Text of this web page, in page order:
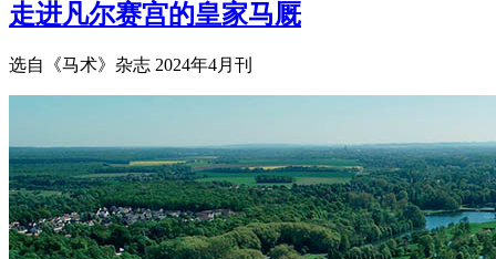
走进凡尔赛宫的皇家马厩
选自《马术》杂志 2024年4月刊